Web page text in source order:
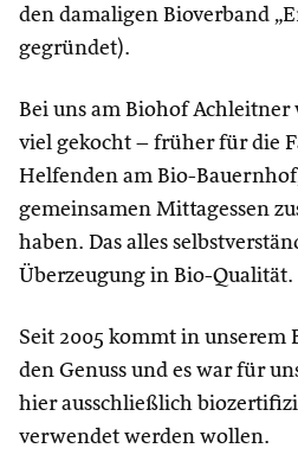
den damaligen Bioverband
gegründet).
Bei uns am Biohof
viel gekocht – früher für die
Helfenden am Bio-
gemeinsamen Mittagessen
haben. Das alles
Überzeugung in Bio-Qualität.
Seit 2005 kommt in unserem
den Genuss und es war für
hier ausschließlich
verwendet werden wollen.